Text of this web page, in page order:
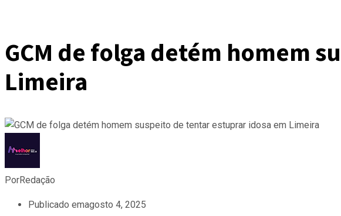
GCM de folga detém homem
Limeira
PorRedação
Publicado emagosto 4, 2025